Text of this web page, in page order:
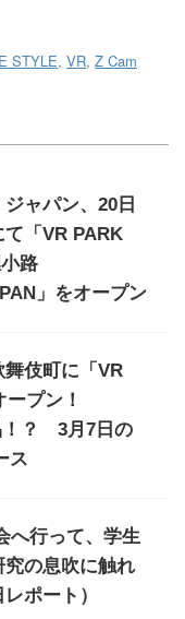
STYLE, VR, Z Cam
ャパン、20日
「VR PARK
路
」をオープン
伎町に「VR
ープン！
！？ 3月7日の
ス
へ行って、学生
の息吹に触れ
ポート）